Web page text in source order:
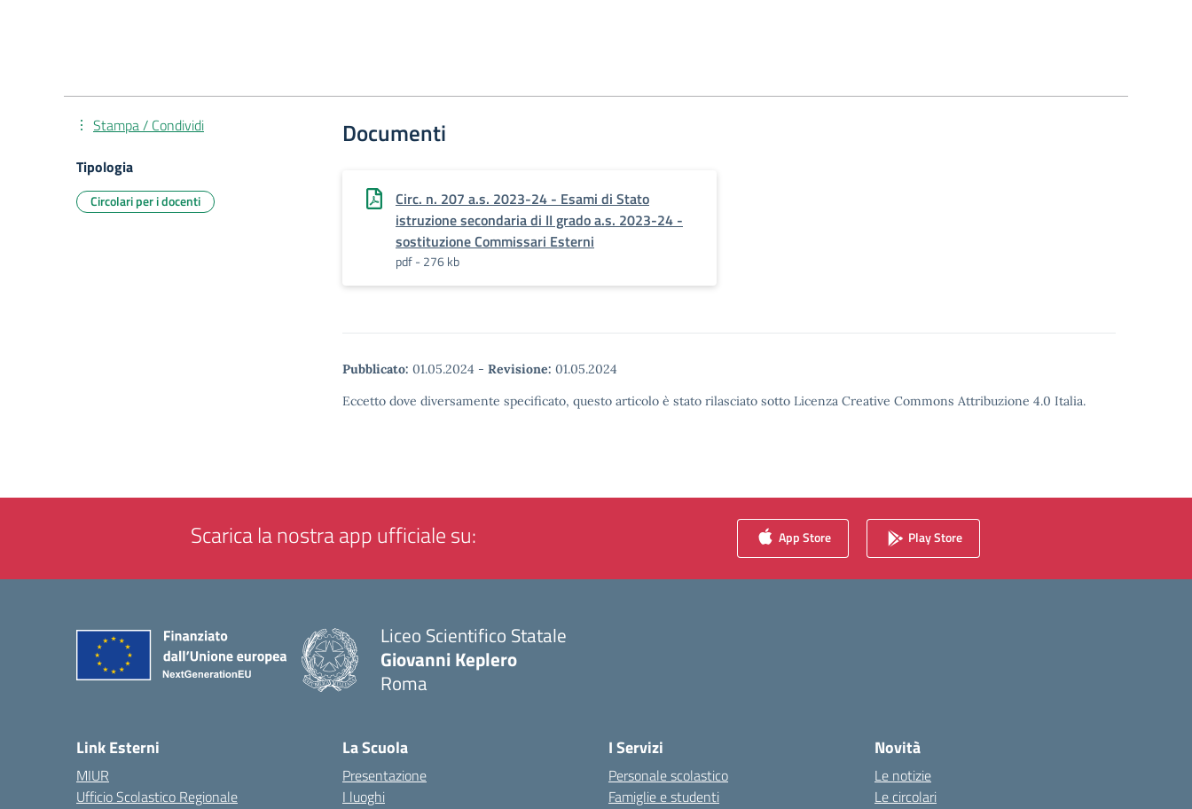
Documenti
Circ. n. 207 a.s. 2023-24 - Esami di Stato
istruzione secondaria di II grado a.s. 2023-24 -
sostituzione Commissari Esterni
pdf - 276 kb
Pubblicato: 01.05.2024 - Revisione: 01.05.2024
Eccetto dove diversamente specificato, questo articolo è stato rilasciato sotto Licenza Creative Commons Attribuzione 4.0 Italia.
Stampa / Condividi
Tipologia
Circolari per i docenti
Scarica la nostra app ufficiale su: App Store Play Store
Liceo Scientifico Statale
Giovanni Keplero
Roma
Link Esterni
MIUR
Ufficio Scolastico Regionale
La Scuola
Presentazione
I luoghi
I Servizi
Personale scolastico
Famiglie e studenti
Novità
Le notizie
Le circolari